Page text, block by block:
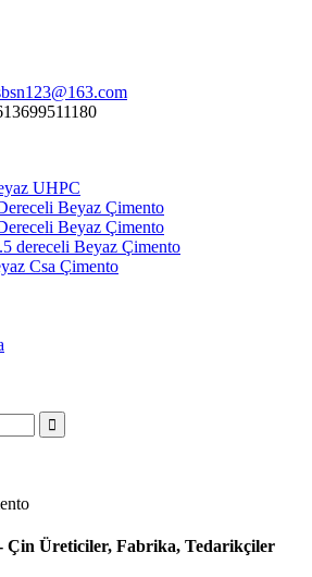
UHPC
Beyaz Çimento
Beyaz Çimento
dereceli Beyaz Çimento
Csa Çimento
Çin Üreticiler, Fabrika, Tedarikçiler